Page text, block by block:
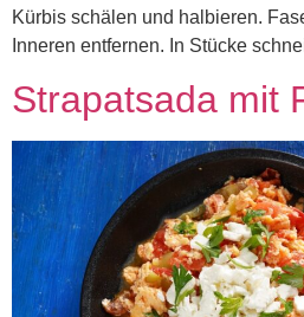
Kürbis schälen und halbieren.
Inneren entfernen. In Stücke
Strapatsada mit